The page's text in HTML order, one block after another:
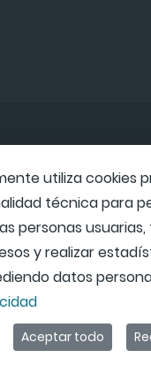
utiliza cookies
técnica para
personas
y realizar
datos
Aceptar todo